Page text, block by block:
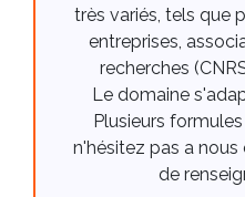
très variés, tels que
entreprises,
recherches
Le domaine
Plusieurs
n'hésitez pas a
de